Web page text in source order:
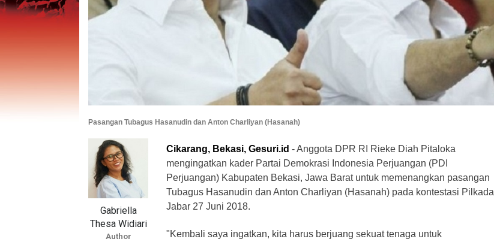
Pasangan Tubagus Hasanudin dan Anton Charliyan (Hasanah)
Cikarang, Bekasi, Gesuri.id - Anggota DPR RI Rieke Diah Pitaloka
mengingatkan kader Partai Demokrasi Indonesia Perjuangan (PDI
Perjuangan) Kabupaten Bekasi, Jawa Barat untuk memenangkan pasangan
Tubagus Hasanudin dan Anton Charliyan (Hasanah) pada kontestasi Pilkada
Jabar 27 Juni 2018.
"Kembali saya ingatkan, kita harus berjuang sekuat tenaga untuk
Gabriella
Thesa Widiari
Author